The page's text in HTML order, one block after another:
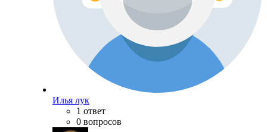
Илья лук
1 ответ
0 вопросов